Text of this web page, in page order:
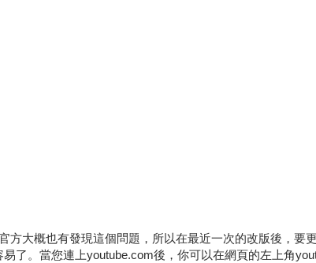
方大概也有發現這個問題，所以在最近一次的改版後，要
了。當您連上youtube.com後，你可以在網頁的左上角